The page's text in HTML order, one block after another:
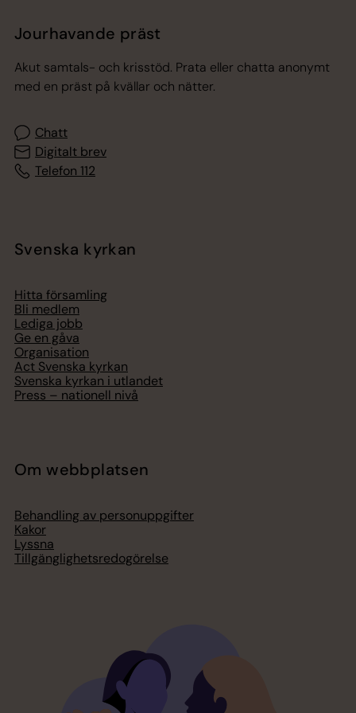
Jourhavande präst
Akut samtals- och krisstöd. Prata eller chatta anonymt
med en präst på kvällar och nätter.
Chatt
Digitalt brev
Telefon 112
Svenska kyrkan
Hitta församling
Bli medlem
Lediga jobb
Ge en gåva
Organisation
Act Svenska kyrkan
Svenska kyrkan i utlandet
Press – nationell nivå
Om webbplatsen
Behandling av personuppgifter
Kakor
Lyssna
Tillgänglighetsredogörelse